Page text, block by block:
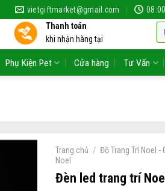
vietgiftmarket@gmail.com
Thanh toán
khi nhận hàng tại
Phụ Kiện Pet Cửa hàng Tư Vấn
Trang chủ / Đồ Trang Trí Noel -
Noel
Đèn led trang trí